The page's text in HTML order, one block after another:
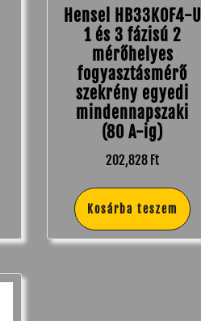
Hensel HB33K0F4-U
1 és 3 fázisú 2
mérőhelyes
fogyasztásmérő
szekrény egyedi
mindennapszaki
(80 A-ig)
202,828 Ft
Kosárba teszem